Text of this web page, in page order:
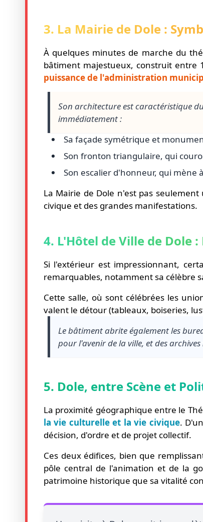
3. La Mairie de Dole :
À quelques minutes de marche du
bâtiment majestueux, construit entre
puissance de l'administration
Son architecture est caractéristique
immédiatement :
Sa façade symétrique et
Son fronton triangulaire, qui
Son escalier d'honneur, qui mène
La Mairie de Dole n'est pas
civique et des grandes manifestations.
4. L'Hôtel de Ville de Dole
Si l'extérieur est impressionnant,
remarquables, notamment sa célèbre
Cette salle, où sont célébrées les
valent le détour (tableaux, boiseries,
Le bâtiment abrite également les
pour l'avenir de la ville, et des
5. Dole, entre Scène et
La proximité géographique entre le
la vie culturelle et la vie civique.
décision, d'ordre et de projet collectif.
Ces deux édifices, bien que
pôle central de l'animation et de la
patrimoine historique que sa vitalité